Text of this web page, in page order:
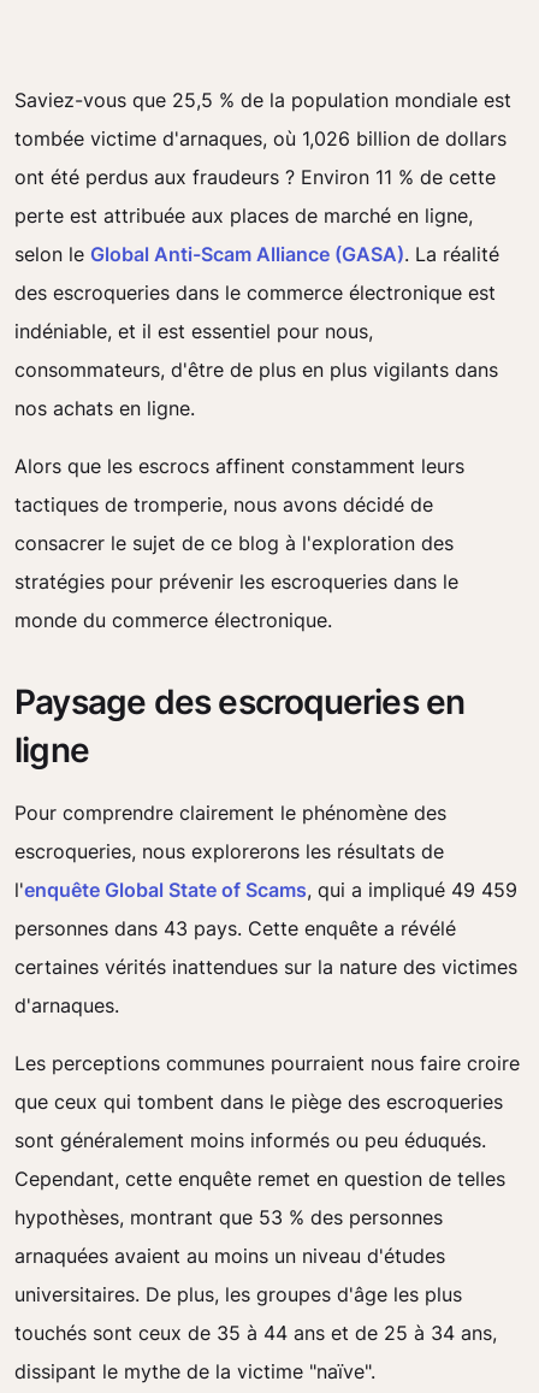
Saviez-vous que 25,5 % de la population mondiale est
tombée victime d'arnaques, où 1,026 billion de dollars
ont été perdus aux fraudeurs ? Environ 11 % de cette
perte est attribuée aux places de marché en ligne,
selon le Global Anti-Scam Alliance (GASA). La réalité
des escroqueries dans le commerce électronique est
indéniable, et il est essentiel pour nous,
consommateurs, d'être de plus en plus vigilants dans
nos achats en ligne.
Alors que les escrocs affinent constamment leurs
tactiques de tromperie, nous avons décidé de
consacrer le sujet de ce blog à l'exploration des
stratégies pour prévenir les escroqueries dans le
monde du commerce électronique.
Paysage des escroqueries en
ligne
Pour comprendre clairement le phénomène des
escroqueries, nous explorerons les résultats de
l'enquête Global State of Scams, qui a impliqué 49 459
personnes dans 43 pays. Cette enquête a révélé
certaines vérités inattendues sur la nature des victimes
d'arnaques.
Les perceptions communes pourraient nous faire croire
que ceux qui tombent dans le piège des escroqueries
sont généralement moins informés ou peu éduqués.
Cependant, cette enquête remet en question de telles
hypothèses, montrant que 53 % des personnes
arnaquées avaient au moins un niveau d'études
universitaires. De plus, les groupes d'âge les plus
touchés sont ceux de 35 à 44 ans et de 25 à 34 ans,
dissipant le mythe de la victime "naïve".